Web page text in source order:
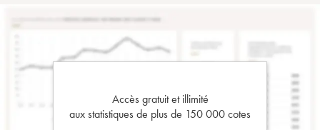
Accès gratuit et illimité
aux statistiques de plus de 150 000 cotes